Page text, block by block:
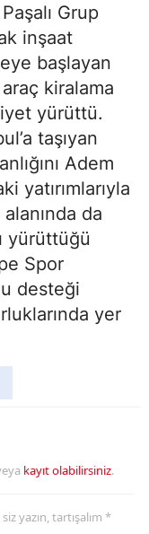
Grup
inşaat
başlayan
kiralama
yürüttü.
taşıyan
Adem
yatırımlarıyla
da
yürüttüğü
Spor
desteği
yer
kayıt olabilirsiniz.
yazın, tartışalım *